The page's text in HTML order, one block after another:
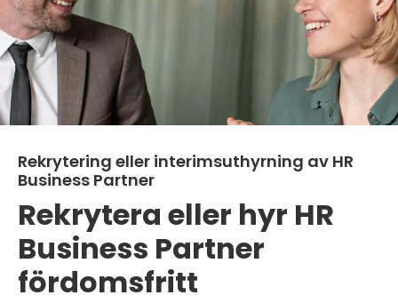
Rekrytering eller interimsuthyrning av HR
Business Partner
Rekrytera eller hyr HR
Business Partner
fördomsfritt